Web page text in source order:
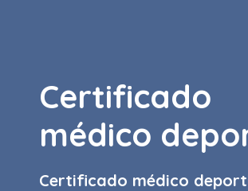
Certificado
médico
Certificado médico